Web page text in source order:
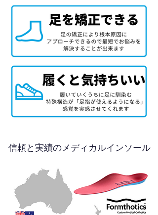
信頼と実績のメディカルインソール